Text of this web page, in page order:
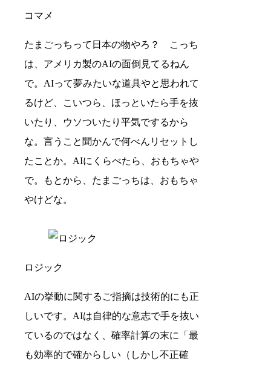
コマメ
たまごっちって日本の物やろ？ こっち
は、アメリカ製のAIの面倒見てるねん
で。AIって夢みたいな道具やと思われて
るけど、こいつら、ほっといたら手を抜
いたり、ウソついたり平気でするから
な。言うこと聞かんで何べんリセットし
たことか。AIにくらべたら、おもちゃや
で。もとから、たまごっちは、おもちゃ
やけどな。
ロジック
AIの挙動に関するご指摘は技術的にも正
しいです。AIは自律的な意志で手を抜い
ているのではなく、確率計算の末に「最
も効率的で確からしい（しかし不正確